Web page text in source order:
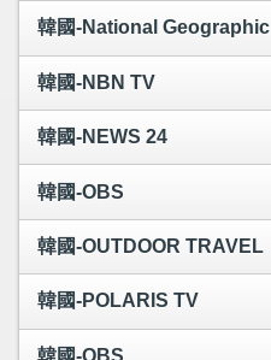
韓國-National Geographic
韓國-NBN TV
韓國-NEWS 24
韓國-OBS
韓國-OUTDOOR TRAVEL
韓國-POLARIS TV
韓國-QBS